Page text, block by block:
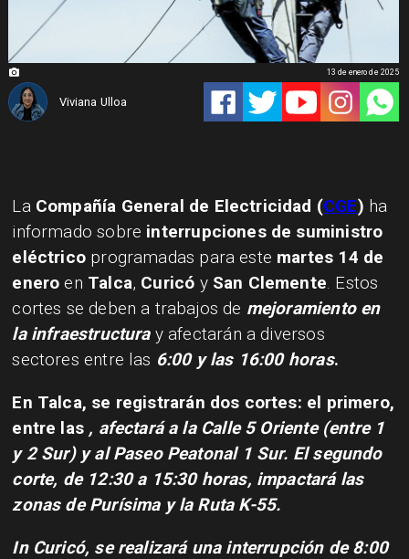
Viviana Ulloa
13 de enero de 2025
La Compañía General de Electricidad (CGE) ha
informado sobre interrupciones de suministro
eléctrico programadas para este martes 14 de
enero en Talca, Curicó y San Clemente. Estos
cortes se deben a trabajos de mejoramiento en
la infraestructuray afectarán a diversos
sectores entre las 6:00 y las 16:00 horas.
En Talca, se registrarán dos cortes: el primero,
entre las , afectará a la Calle 5 Oriente (entre 1
y 2 Sur) y al Paseo Peatonal 1 Sur. El segundo
corte, de 12:30 a 15:30 horas, impactará las
zonas de Purísima y la Ruta K-55.
In Curicó, se realizará una interrupción de 8:00